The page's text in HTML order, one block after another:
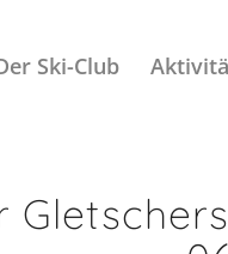
Ski-Club